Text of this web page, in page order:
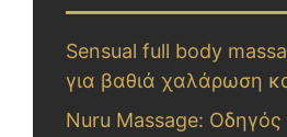
Sensual full body
για βαθιά χαλάρωση
Nuru Massage: Οδηγός